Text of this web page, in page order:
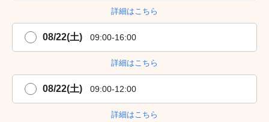
詳細はこちら
08/22(土) 09:00-16:00
詳細はこちら
08/22(土) 09:00-12:00
詳細はこちら